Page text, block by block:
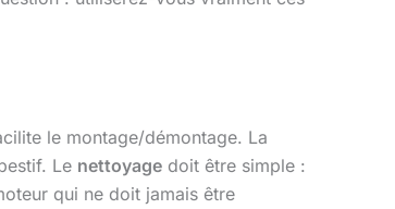
le montage/démontage. La
Le nettoyage doit être simple :
qui ne doit jamais être